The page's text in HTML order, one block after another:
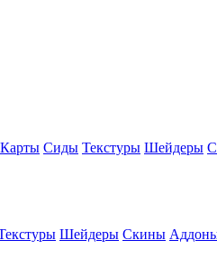
Карты Сиды Текстуры Шейдеры
Шейдеры Скины